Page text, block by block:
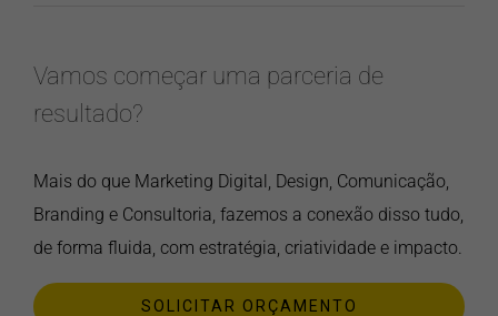
Vamos começar uma parceria de
resultado?
Mais do que Marketing Digital, Design, Comunicação,
Branding e Consultoria, fazemos a conexão disso tudo,
de forma fluida, com estratégia, criatividade e impacto.
SOLICITAR ORÇAMENTO